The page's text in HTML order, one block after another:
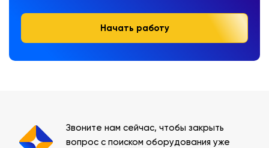
Начать работу
Звоните нам сейчас, чтобы закрыть
вопрос с поиском оборудования уже